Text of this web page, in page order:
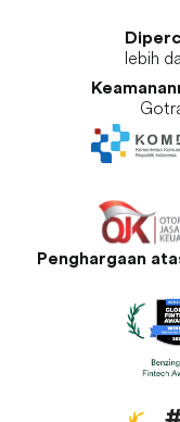
lebih
Penghargaan